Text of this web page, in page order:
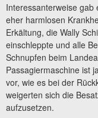
Interessanterweise
eher harmlosen
Erkältung, die Wally
einschleppte und alle
Schnupfen beim
Passagiermaschine ist
vor, wie es bei der
weigerten sich die
aufzusetzen.